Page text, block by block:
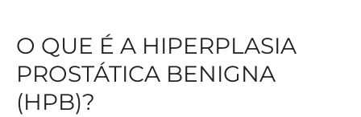
O QUE É A HIPERPLASIA
PROSTÁTICA BENIGNA
(HPB)?